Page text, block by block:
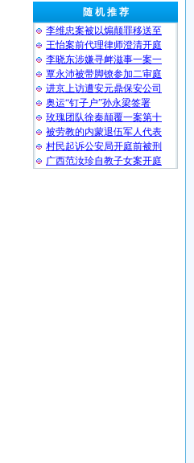
随 机 推 荐
李维忠案被以煽颠罪移送至
王怡案前代理律师澄清开庭
李晓东涉嫌寻衅滋事一案一
覃永沛被带脚镣参加二审庭
进京上访遭安元鼎保安公司
奥运“钉子户”孙永梁签署
玫瑰团队徐秦颠覆一案第十
被劳教的内蒙退伍军人代表
村民起诉公安局开庭前被刑
广西范汝珍自教子女案开庭